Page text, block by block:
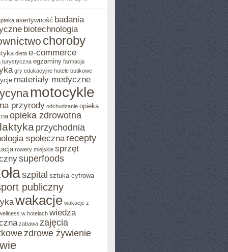
asertywność badania
biotechnologia
choroby
dieta e-commerce
turystyczna egzaminy farmacja
gry edukacyjne hotele butikowe
materiały medyczne
motocykle
przyrody odchudzanie opieka
opieka zdrowotna
przychodnia
społeczna recepty
rowery miejskie sprzęt
superfoods
szpital sztuka cyfrowa
publiczny
wakacje wakacje z
w hotelach wiedza
zabawa zajęcia
zdrowe żywienie